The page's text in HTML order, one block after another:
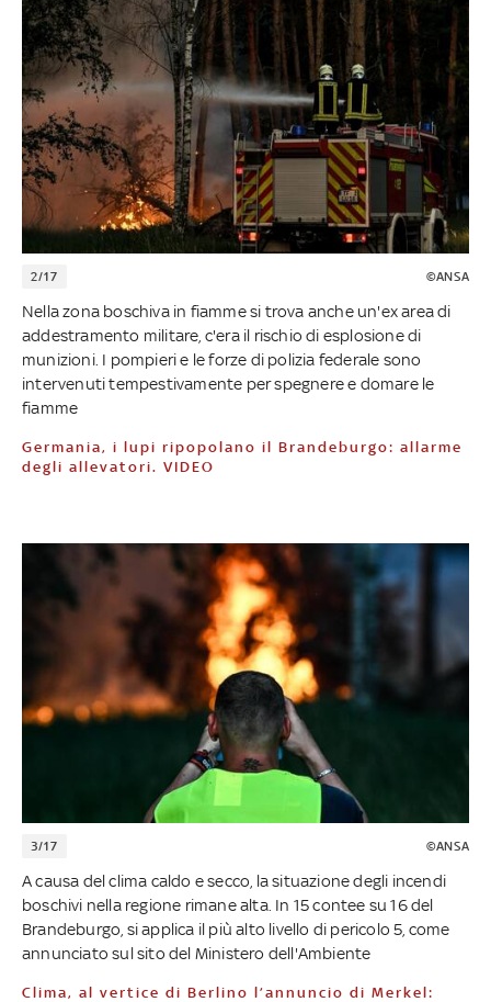
2/17 ©ANSA
Nella zona boschiva in fiamme si trova anche un'ex area di
addestramento militare, c'era il rischio di esplosione di
munizioni. I pompieri e le forze di polizia federale sono
intervenuti tempestivamente per spegnere e domare le
fiamme
Germania, i lupi ripopolano il Brandeburgo: allarme
degli allevatori. VIDEO
3/17 ©ANSA
A causa del clima caldo e secco, la situazione degli incendi
boschivi nella regione rimane alta. In 15 contee su 16 del
Brandeburgo, si applica il più alto livello di pericolo 5, come
annunciato sul sito del Ministero dell'Ambiente
Clima, al vertice di Berlino l’annuncio di Merkel: